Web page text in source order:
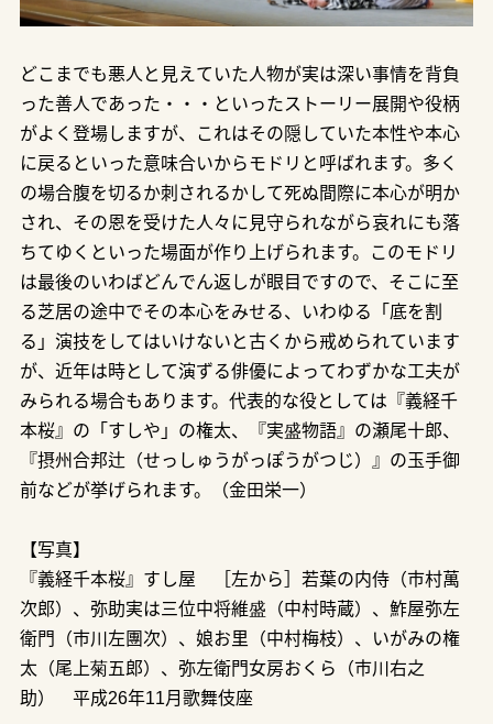
どこまでも悪人と見えていた人物が実は深い事情を背負
った善人であった・・・といったストーリー展開や役柄
がよく登場しますが、これはその隠していた本性や本心
に戻るといった意味合いからモドリと呼ばれます。多く
の場合腹を切るか刺されるかして死ぬ間際に本心が明か
され、その恩を受けた人々に見守られながら哀れにも落
ちてゆくといった場面が作り上げられます。このモドリ
は最後のいわばどんでん返しが眼目ですので、そこに至
る芝居の途中でその本心をみせる、いわゆる「底を割
る」演技をしてはいけないと古くから戒められています
が、近年は時として演ずる俳優によってわずかな工夫が
みられる場合もあります。代表的な役としては『義経千
本桜』の「すしや」の権太、『実盛物語』の瀬尾十郎、
『摂州合邦辻（せっしゅうがっぽうがつじ）』の玉手御
前などが挙げられます。（金田栄一）
【写真】
『義経千本桜』すし屋 ［左から］若葉の内侍（市村萬
次郎）、弥助実は三位中将維盛（中村時蔵）、鮓屋弥左
衛門（市川左團次）、娘お里（中村梅枝）、いがみの権
太（尾上菊五郎）、弥左衛門女房おくら（市川右之
助） 平成26年11月歌舞伎座